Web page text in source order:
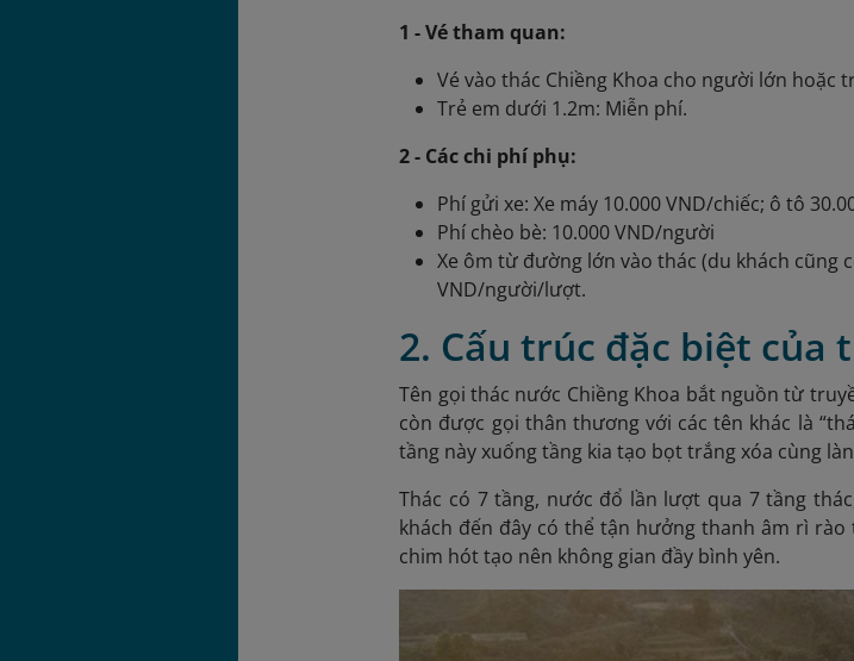
1 - Vé tham quan:
Vé vào thác Chiềng Khoa cho người lớn hoặc
Trẻ em dưới 1.2m: Miễn phí.
2 - Các chi phí phụ:
Phí gửi xe: Xe máy 10.000 VND/chiếc; ô tô
Phí chèo bè: 10.000 VND/người
Xe ôm từ đường lớn vào thác (du khách cũng
VND/người/lượt.
2. Cấu trúc đặc biệt của
Tên gọi thác nước Chiềng Khoa bắt nguồn từ
còn được gọi thân thương với các tên khác là
tầng này xuống tầng kia tạo bọt trắng xóa cùng
Thác có 7 tầng, nước đổ lần lượt qua 7 tầng
khách đến đây có thể tận hưởng thanh âm rì
chim hót tạo nên không gian đầy bình yên.